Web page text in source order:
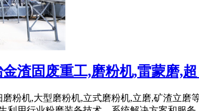
渣固废重工,磨粉机,雷蒙磨,超
粉机,大型磨粉机,立式磨粉机,立磨,矿渣立